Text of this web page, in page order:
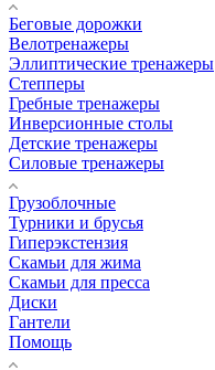
Беговые дорожки
Велотренажеры
Эллиптические тренажеры
Степперы
Гребные тренажеры
Инверсионные столы
Детские тренажеры
Силовые тренажеры
Грузоблочные
Турники и брусья
Гиперэкстензия
Скамьи для жима
Скамьи для пресса
Диски
Гантели
Помощь